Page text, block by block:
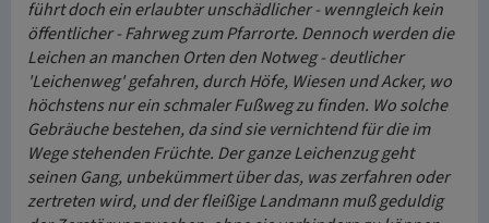
führt doch ein erlaubter unschädlicher - wenngleich kein
öffentlicher - Fahrweg zum Pfarrorte. Dennoch werden die
Leichen an manchen Orten den Notweg - deutlicher
'Leichenweg' gefahren, durch Höfe, Wiesen und Acker, wo
höchstens nur ein schmaler Fußweg zu finden. Wo solche
Gebräuche bestehen, da sind sie vernichtend für die im
Wege stehenden Früchte. Der ganze Leichenzug geht
seinen Gang, unbekümmert über das, was zerfahren oder
zertreten wird, und der fleißige Landmann muß geduldig